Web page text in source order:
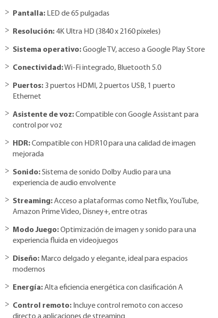
Pantalla: LED de 65 pulgadas
Resolución: 4K Ultra HD (3840 x 2160 píxeles)
Sistema operativo:Google TV, acceso a Google Play Store
Conectividad:Wi-Fi integrado, Bluetooth 5.0
Puertos: 3 puertos HDMI, 2 puertos USB, 1 puerto
Ethernet
Asistente de voz:Compatible con Google Assistant para
control por voz
HDR:Compatible con HDR10 para una calidad de imagen
mejorada
Sonido:Sistema de sonido Dolby Audio para una
experiencia de audio envolvente
Streaming:Acceso a plataformas como Netflix, YouTube,
Amazon Prime Video, Disney+, entre otras
Modo Juego:Optimización de imagen y sonido para una
experiencia fluida en videojuegos
Diseño: Marco delgado y elegante, ideal para espacios
modernos
Energía:Alta eficiencia energética con clasificación A
Control remoto: Incluye control remoto con acceso